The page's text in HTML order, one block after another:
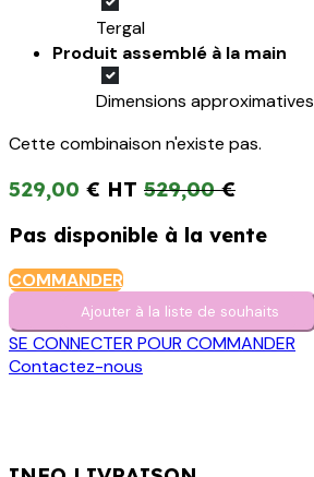
Tergal
Produit assemblé à la main
Dimensions approximatives
Cette combinaison n'existe pas.
529,00 € 529,00€
Pas disponible à la vente
COMMANDER
Ajouter à la liste de s​o​uh​aits
SE CONNECTER POUR COMMANDER
Contactez-nous